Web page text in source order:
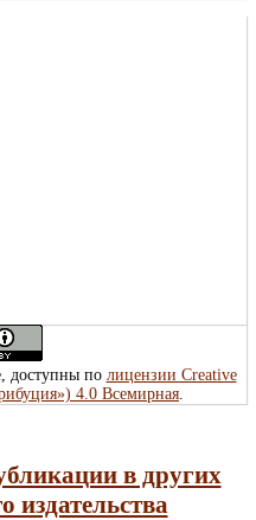
доступны по лицензии Creative
4.0 Всемирная.
в других
издательства